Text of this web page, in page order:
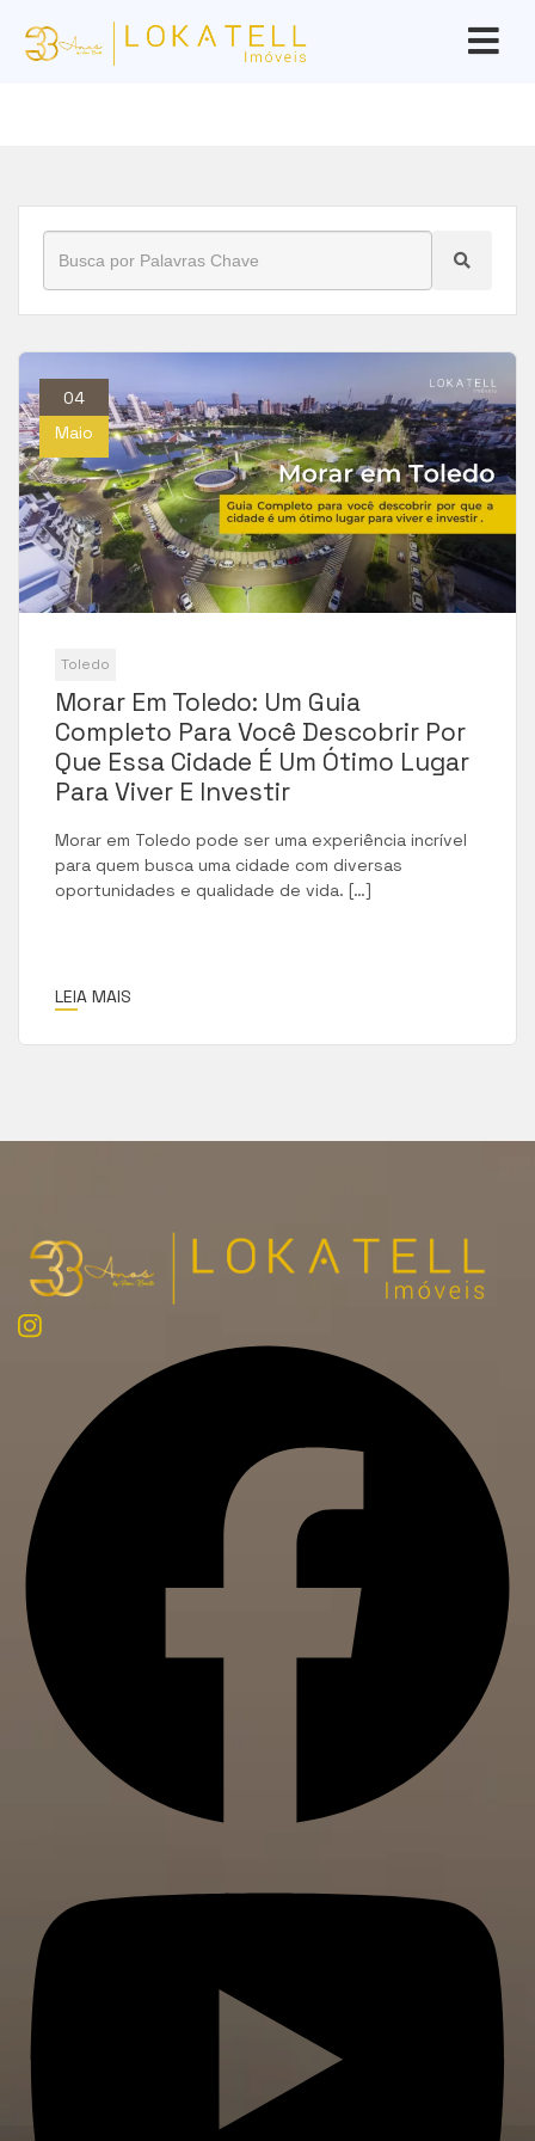
Início Blog » saúde em Toledo
04
Maio
Toledo
Morar Em Toledo: Um Guia
Completo Para Você Descobrir Por
Que Essa Cidade É Um Ótimo Lugar
Para Viver E Investir
Morar em Toledo pode ser uma experiência incrível
para quem busca uma cidade com diversas
oportunidades e qualidade de vida. […]
LEIA MAIS